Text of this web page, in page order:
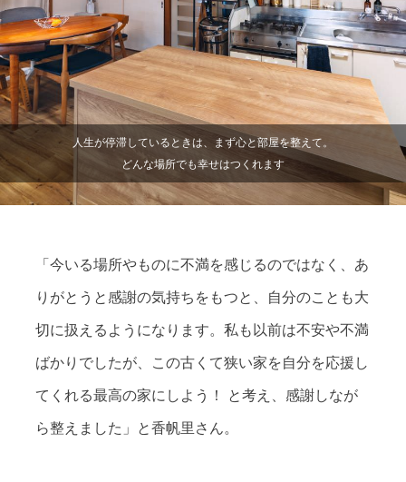
人生が停滞しているときは、まず心と部屋を整えて。
どんな場所でも幸せはつくれます
「今いる場所やものに不満を感じるのではなく、あ
りがとうと感謝の気持ちをもつと、自分のことも大
切に扱えるようになります。私も以前は不安や不満
ばかりでしたが、この古くて狭い家を自分を応援し
てくれる最高の家にしよう！ と考え、感謝しなが
ら整えました」と香帆里さん。